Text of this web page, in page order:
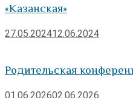
«Казанская»
27.05.202412.06.2024
Родительская
01.06.202602.06.2026